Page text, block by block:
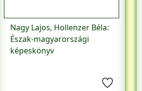
Nagy Lajos, Hollenzer Béla:
Észak-magyarországi
képeskönyv